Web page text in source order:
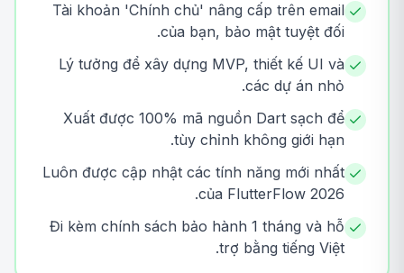
Tài khoản 'Chính chủ' nâng cấp trên email
của bạn, bảo mật tuyệt đối.
Lý tưởng để xây dựng MVP, thiết kế UI và
các dự án nhỏ.
Xuất được 100% mã nguồn Dart sạch để
tùy chỉnh không giới hạn.
Luôn được cập nhật các tính năng mới nhất
của FlutterFlow 2026.
Đi kèm chính sách bảo hành 1 tháng và hỗ
trợ bằng tiếng Việt.